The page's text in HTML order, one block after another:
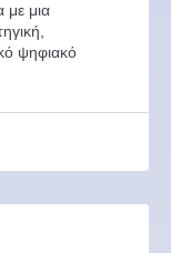
μια
ψηφιακό